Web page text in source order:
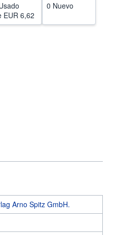
EUR 6,62
0 Nuevo
Arno Spitz GmbH.